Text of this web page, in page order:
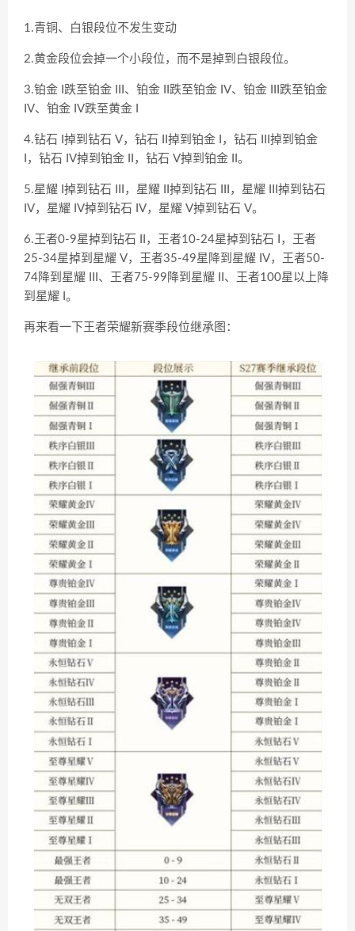
1.青铜、白银段位不发生变动
2.黄金段位会掉一个小段位，而不是掉到白银段位。
3.铂金 I跌至铂金 III、铂金 II跌至铂金 IV、铂金 III跌至铂金
IV、铂金 IV跌至黄金 I
4.钻石 I掉到钻石 V，钻石 II掉到铂金 I，钻石 III掉到铂金
I，钻石 IV掉到铂金 II，钻石 V掉到铂金 II。
5.星耀 I掉到钻石 III，星耀 II掉到钻石 III，星耀 III掉到钻石
IV，星耀 IV掉到钻石 IV，星耀 V掉到钻石 V。
6.王者0-9星掉到钻石 II，王者10-24星掉到钻石 I，王者
25-34星掉到星耀 V，王者35-49星降到星耀 IV，王者50-
74降到星耀 III、王者75-99降到星耀 II、王者100星以上降
到星耀 I。
再来看一下王者荣耀新赛季段位继承图：